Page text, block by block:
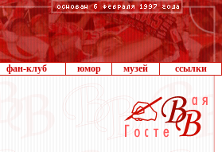
фан-клуб юмор музей ссылки